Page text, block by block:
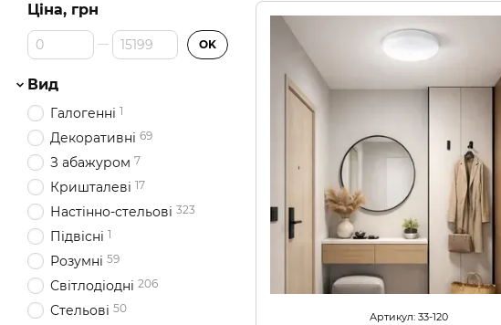
Артикул: 33-120
Ціна, грн
Від Ціна, грн
До Ціна, грн OK
Вид
Галогенні 1
Декоративні 69
З абажуром 7
Кришталеві 17
Настінно-стельові 323
Підвісні 1
Розумні 59
Світлодіодні 206
Стельові 50